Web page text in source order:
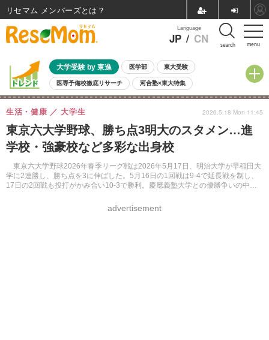
menu
Language
JP / CN search
大学受験 by 東進 医学部 東大受験
医専予備校徹底リサーチ 河合塾×東大特集
親子で考える大学選び 高校受験 中学受験 小学校受験
共通テスト 夏休み
8月開催イベント・WS 全国公立高校 過去問 人気記事
自由研究教材（小学生向け） 自由研究教材（中学生向け）
東京六大学野球、勝ち点3明大のスタメン…進
学校・強豪校など多彩な出身校
東京六大学野球2026年春季リーグ戦は2026年5月17日、明治大学が早稲田大
学に2連勝し、勝ち点を3に伸ばした。5月16日の1回戦は9-4で延長戦を制し、
17日の2回戦も投打がかみ合い10-3で勝利。慶應義塾大学との優勝争いの中
生活・健康 大学生
advertisement
2026.5.18 Mon 11:45
リセマム メンバーズ